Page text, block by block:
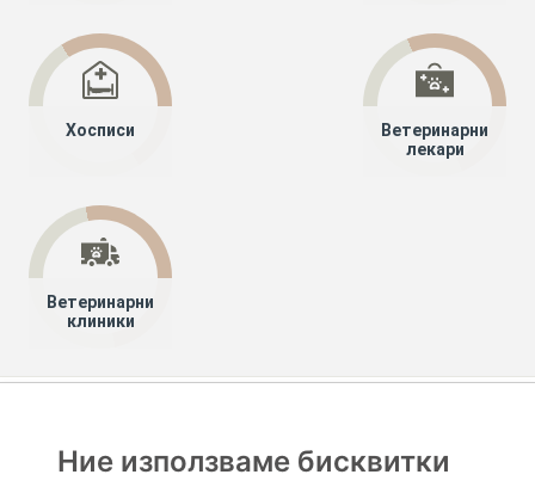
Хосписи
Ветеринарни
лекари
Ветеринарни
клиники
СмолянНие използваме бисквитки